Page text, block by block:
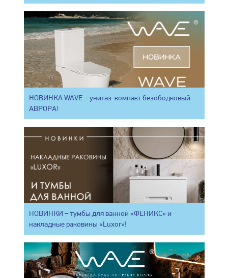
НОВИНКА WAVE – унитаз-компакт безободковый
АВРОРА!
НОВИНКИ – тумбы для ванной «ФЕНИКС» и
накладные раковины «Luxor»!